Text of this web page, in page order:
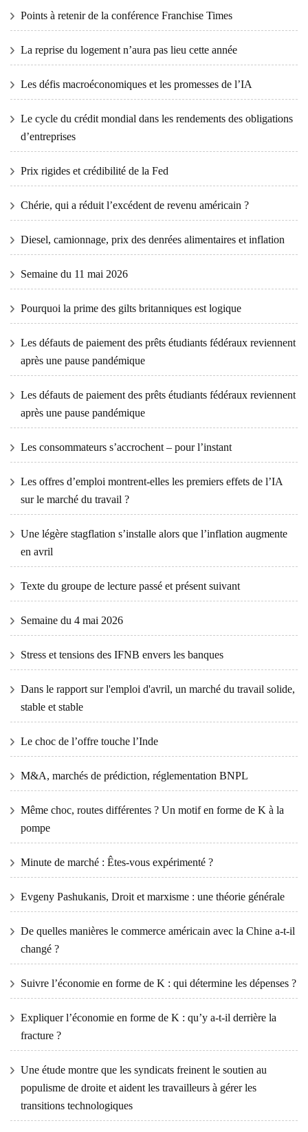
Points à retenir de la conférence Franchise Times
La reprise du logement n’aura pas lieu cette année
Les défis macroéconomiques et les promesses de l’IA
Le cycle du crédit mondial dans les rendements des obligations
d’entreprises
Prix ​​​​rigides et crédibilité de la Fed
Chérie, qui a réduit l’excédent de revenu américain ?
Diesel, camionnage, prix des denrées alimentaires et inflation
Semaine du 11 mai 2026
Pourquoi la prime des gilts britanniques est logique
Les défauts de paiement des prêts étudiants fédéraux reviennent
après une pause pandémique
Les défauts de paiement des prêts étudiants fédéraux reviennent
après une pause pandémique
Les consommateurs s’accrochent – ​​pour l’instant
Les offres d’emploi montrent-elles les premiers effets de l’IA
sur le marché du travail ?
Une légère stagflation s’installe alors que l’inflation augmente
en avril
Texte du groupe de lecture passé et présent suivant
Semaine du 4 mai 2026
Stress et tensions des IFNB envers les banques
Dans le rapport sur l'emploi d'avril, un marché du travail solide,
stable et stable
Le choc de l’offre touche l’Inde
M&A, marchés de prédiction, réglementation BNPL
Même choc, routes différentes ? Un motif en forme de K à la
pompe
Minute de marché : Êtes-vous expérimenté ?
Evgeny Pashukanis, Droit et marxisme : une théorie générale
De quelles manières le commerce américain avec la Chine a-t-il
changé ?
Suivre l’économie en forme de K : qui détermine les dépenses ?
Expliquer l’économie en forme de K : qu’y a-t-il derrière la
fracture ?
Une étude montre que les syndicats freinent le soutien au
populisme de droite et aident les travailleurs à gérer les
transitions technologiques